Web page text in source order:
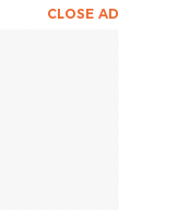
CLOSE AD